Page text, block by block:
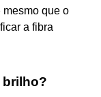
mesmo que o
a fibra
brilho?